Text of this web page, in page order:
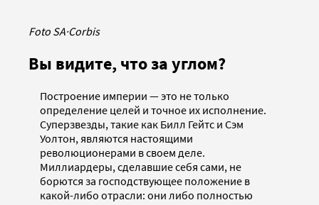
Foto SA·Corbis
Вы видите, что за углом?
Построение империи — это не только
определение целей и точное их исполнение.
Суперзвезды, такие как Билл Гейтс и Сэм
Уолтон, являются настоящими
революционерами в своем деле.
Миллиардеры, сделавшие себя сами, не
борются за господствующее положение в
какой-либо отрасли: они либо полностью